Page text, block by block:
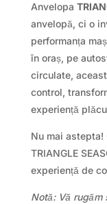
Anvelopa
anvelopă, ci o
performanța
în oraș, pe
circulate,
control,
experiență
Nu mai astepta!
TRIANGLE
experiență de
Notă: Vă